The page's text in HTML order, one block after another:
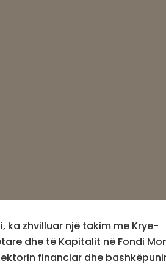
ka zhvilluar një takim me Krye-
dhe të Kapitalit në Fondi
financiar dhe